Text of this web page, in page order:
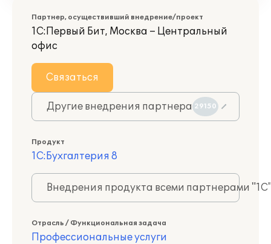
Партнер, осуществивший внедрение/проект
1С:Первый Бит, Москва – Центральный
офис
Связаться
Другие внедрения партнера 29150
Продукт
1С:Бухгалтерия 8
Внедрения продукта всеми партнерами
Отрасль / Функциональная задача
Профессиональные услуги